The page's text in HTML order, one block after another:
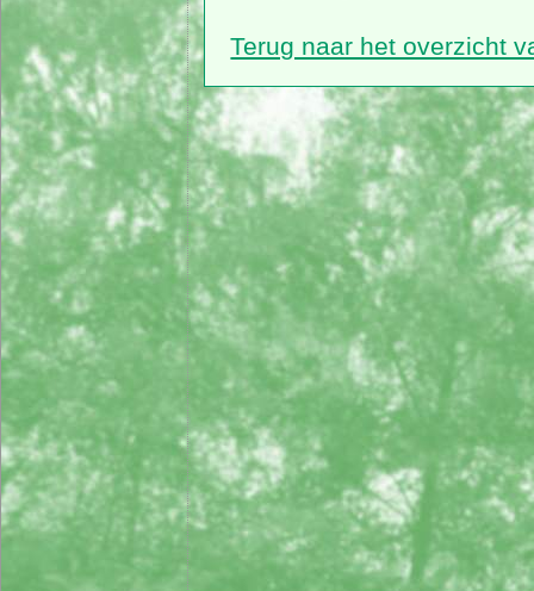
Terug naar het overzicht